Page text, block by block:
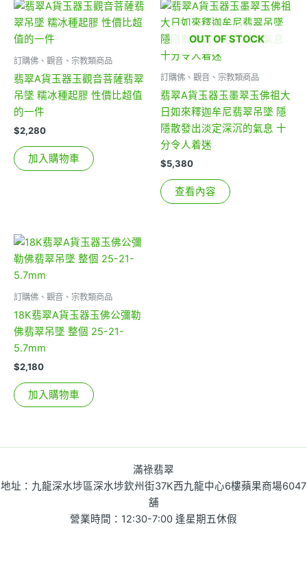
訂購佛、觀音、宗教類商品
翡翠A貨玉器玉觀音菩薩翡翠
吊墜 糯冰種起膠 性價比超值
的一件
$2,280
加入購物車
OUT OF STOCK
訂購佛、觀音、宗教類商品
翡翠A貨玉器玉墨翠玉佛祖大
日如來釋迦牟尼翡翠吊墜 隱
隱散發出淡定深沉的氣息 十
分令人着迷
$5,380
查看內容
訂購佛、觀音、宗教類商品
18K翡翠A貨玉器玉佛公彌勒
佛翡翠吊墜 整個 25-21-
5.7mm
$2,180
加入購物車
滿祿翡翠
地址：九龍深水埗區深水埗欽州街37K西九龍中心6樓蘋果商場6047
舖
營業時間：12:30-7:00 逢星期五休假